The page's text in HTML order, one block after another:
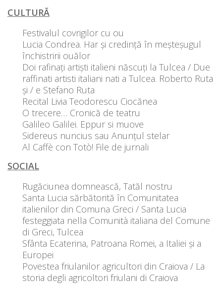
CULTURĂ
Festivalul covrigilor cu ou
Lucia Condrea. Har și credință în meșteșugul
închistririi ouălor
Doi rafinați artiști italieni născuți la Tulcea / Due
raffinati artisti italiani nati a Tulcea. Roberto Ruta
și / e Stefano Ruta
Recital Livia Teodorescu Ciocănea
O trecere… Cronică de teatru
Galileo Galilei. Eppur si muove
Sidereus nuncius sau Anunțul stelar
Al Caffè con Totò! File de jurnali
SOCIAL
Rugăciunea domnească, Tatăl nostru
Santa Lucia sărbătorită în Comunitatea
italienilor din Comuna Greci / Santa Lucia
festeggiata nella Comunità italiana del Comune
di Greci, Tulcea
Sfânta Ecaterina, Patroana Romei, a Italiei și a
Europei
Povestea friulanilor agricultori din Craiova / La
storia degli agricoltori friulani di Craiova